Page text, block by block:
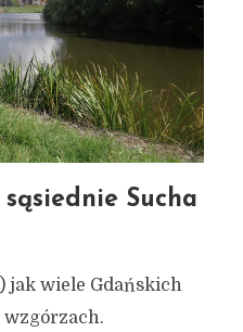
Sucha
jak wiele Gdańskich
wzgórzach.